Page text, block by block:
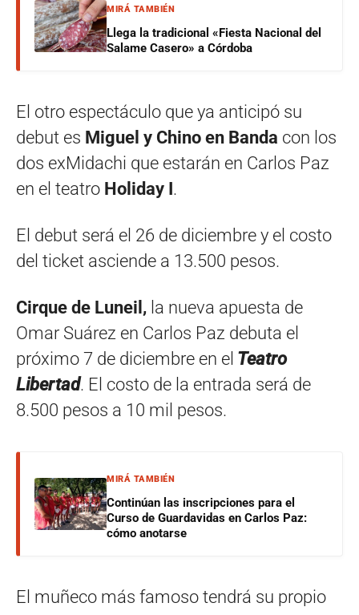
MIRÁ TAMBIÉN
Llega la tradicional «Fiesta Nacional del
Salame Casero» a Córdoba
El otro espectáculo que ya anticipó su
debut es Miguel y Chino en Banda con los
dos exMidachi que estarán en Carlos Paz
en el teatro Holiday I.
El debut será el 26 de diciembre y el costo
del ticket asciende a 13.500 pesos.
Cirque de Luneil, la nueva apuesta de
Omar Suárez en Carlos Paz debuta el
próximo 7 de diciembre en el Teatro
Libertad. El costo de la entrada será de
8.500 pesos a 10 mil pesos.
MIRÁ TAMBIÉN
Continúan las inscripciones para el
Curso de Guardavidas en Carlos Paz:
cómo anotarse
El muñeco más famoso tendrá su propio